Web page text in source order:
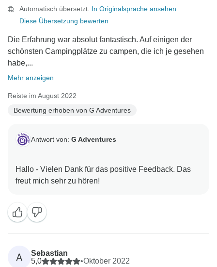
Automatisch übersetzt. In Originalsprache ansehen
Diese Übersetzung bewerten
Die Erfahrung war absolut fantastisch. Auf einigen der
schönsten Campingplätze zu campen, die ich je gesehen
habe,...
Mehr anzeigen
Reiste im August 2022
Bewertung erhoben von G Adventures
Antwort von: G Adventures
Hallo - Vielen Dank für das positive Feedback. Das
A
Sebastian
5,0
•Oktober 2022